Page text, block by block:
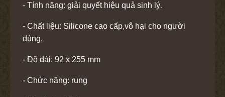
- Tính năng: giải quyết hiệu quả sinh lý.
- Chất liệu: Silicone cao cấp,vô hại cho người
dùng.
- Độ dài: 92 x 255 mm
- Chức năng: rung